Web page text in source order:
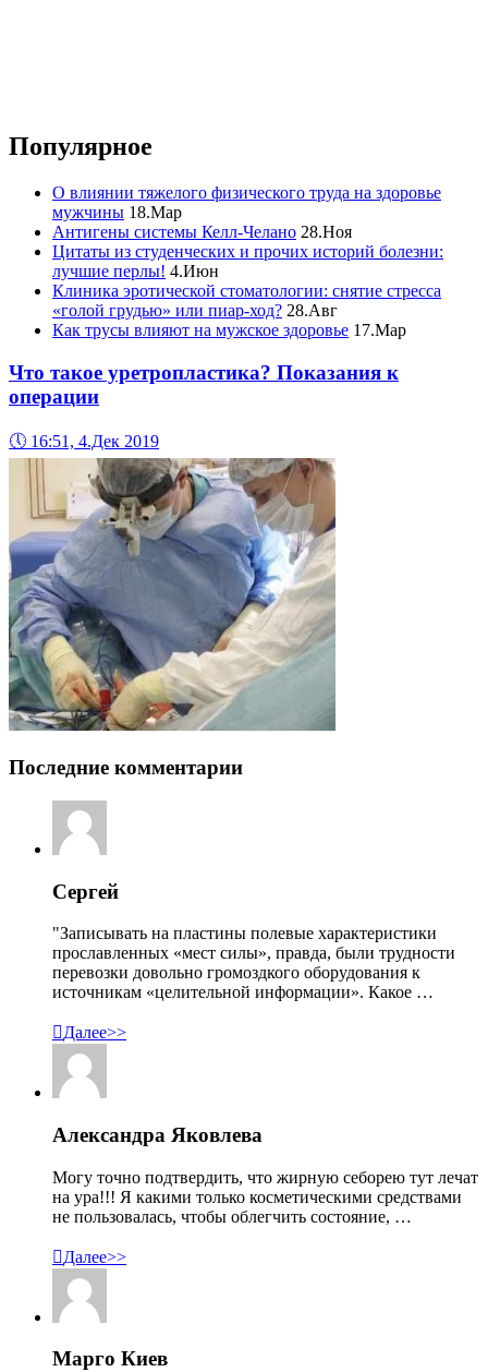
Популярное
О влиянии тяжелого физического труда на здоровье
мужчины 18.Мар
Антигены системы Келл-Челано 28.Ноя
Цитаты из студенческих и прочих историй болезни:
лучшие перлы! 4.Июн
Клиника эротической стоматологии: снятие стресса
«голой грудью» или пиар-ход? 28.Авг
Как трусы влияют на мужское здоровье 17.Мар
Что такое уретропластика? Показания к
операции
🕔 16:51, 4.Дек 2019
Последние комментарии
Сергей
"Записывать на пластины полевые характеристики
прославленных «мест силы», правда, были трудности
перевозки довольно громоздкого оборудования к
источникам «целительной информации». Какое …
Далее>>
Александра Яковлева
Могу точно подтвердить, что жирную себорею тут лечат
на ура!!! Я какими только косметическими средствами
не пользовалась, чтобы облегчить состояние, …
Далее>>
Марго Киев